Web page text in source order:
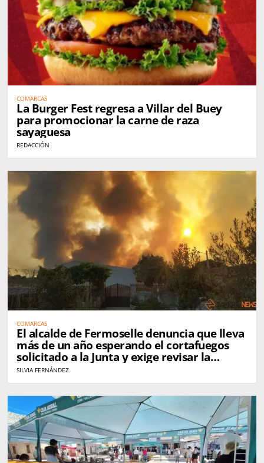
COMARCAS
La Burger Fest regresa a Villar del Buey
para promocionar la carne de raza
sayaguesa
REDACCIÓN
COMARCAS
El alcalde de Fermoselle denuncia que lleva
más de un año esperando el cortafuegos
solicitado a la Junta y exige revisar la
gestión de Arribes tras el incendio
SILVIA FERNÁNDEZ